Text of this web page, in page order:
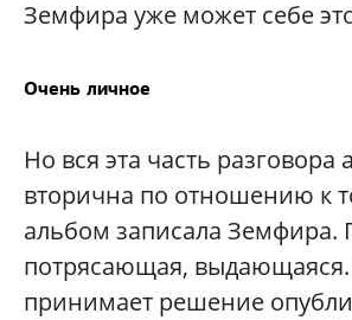
Земфира уже может себе
Очень личное
Но вся эта часть разговора
вторична по отношению к
альбом записала Земфира.
потрясающая, выдающаяся.
принимает решение